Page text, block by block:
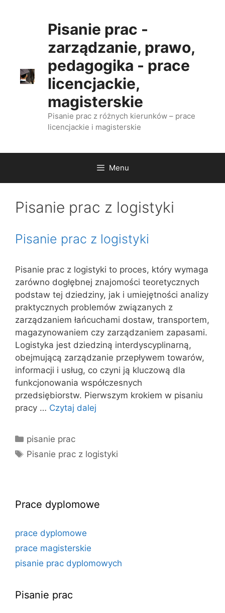
Pisanie prac -
zarządzanie, prawo,
pedagogika - prace
licencjackie,
magisterskie
Pisanie prac z różnych kierunków – prace
licencjackie i magisterskie
Menu
Pisanie prac z logistyki
Pisanie prac z logistyki
Pisanie prac z logistyki to proces, który wymaga
zarówno dogłębnej znajomości teoretycznych
podstaw tej dziedziny, jak i umiejętności analizy
praktycznych problemów związanych z
zarządzaniem łańcuchami dostaw, transportem,
magazynowaniem czy zarządzaniem zapasami.
Logistyka jest dziedziną interdyscyplinarną,
obejmującą zarządzanie przepływem towarów,
informacji i usług, co czyni ją kluczową dla
funkcjonowania współczesnych
przedsiębiorstw. Pierwszym krokiem w pisaniu
pracy … Czytaj dalej
Kategorie
pisanie prac
Tagi
Pisanie prac z logistyki
Prace dyplomowe
prace dyplomowe
prace magisterskie
pisanie prac dyplomowych
Pisanie prac